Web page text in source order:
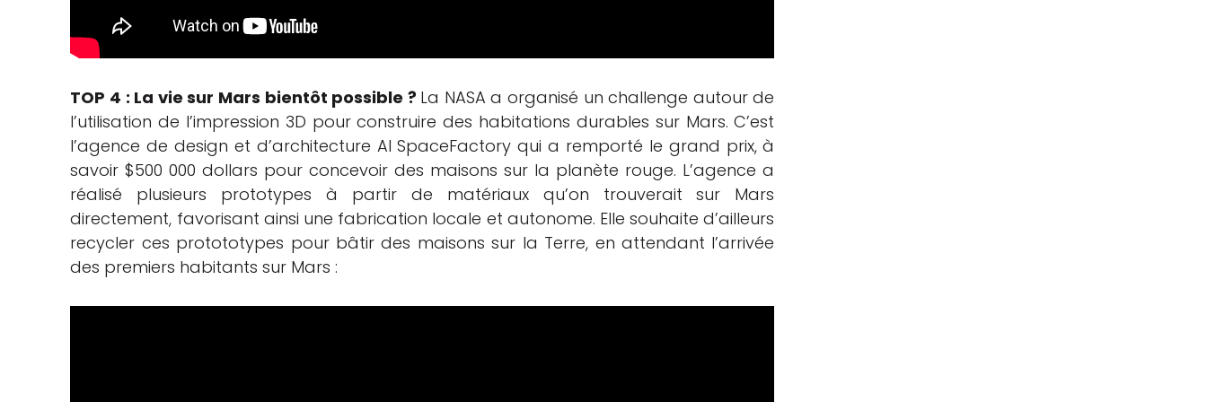
TOP 4 : La vie sur Mars bientôt possible ? La NASA a organisé un challenge autour de
l’utilisation de l’impression 3D pour construire des habitations durables sur Mars. C’est
l’agence de design et d’architecture AI SpaceFactory qui a remporté le grand prix, à
savoir $500 000 dollars pour concevoir des maisons sur la planète rouge. L’agence a
réalisé plusieurs prototypes à partir de matériaux qu’on trouverait sur Mars
directement, favorisant ainsi une fabrication locale et autonome. Elle souhaite d’ailleurs
recycler ces protototypes pour bâtir des maisons sur la Terre, en attendant l’arrivée
des premiers habitants sur Mars :